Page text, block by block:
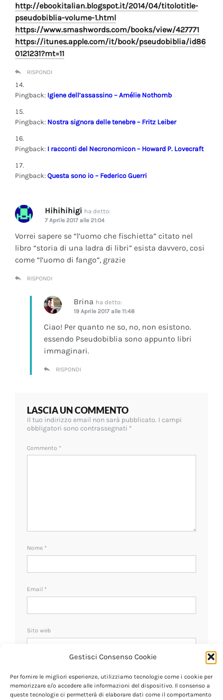
Gestisci Consenso Cookie
Per fornire le migliori esperienze, utilizziamo tecnologie come i cookie per
memorizzare e/o accedere alle informazioni del dispositivo. Il consenso a
queste tecnologie ci permetterà di elaborare dati come il comportamento
http://ebookitalian.blogspot.it/2014/04/titolotitle-
pseudobiblia-volume-1.html
https://www.smashwords.com/books/view/427771
https://itunes.apple.com/it/book/pseudobiblia/id86
0121231?mt=11
RISPONDI
Pingback: Igiene dell’assassino – Amélie Nothomb
Pingback: Nostra signora delle tenebre – Fritz Leiber
Pingback: I racconti del Necronomicon – Howard P. Lovecraft
Pingback:Questa sono io – Federico Guerri
Hihihihigi ha detto:
7 Aprile 2017 alle 21:04
Vorrei sapere se “l’uomo che fischietta” citato nel
libro “storia di una ladra di libri” esista davvero, cosi
come “l’uomo di fango”, grazie
RISPONDI
Brina ha detto:
19 Aprile 2017 alle 11:48
Ciao! Per quanto ne so, no, non esistono.
essendo Pseudobiblia sono appunto libri
immaginari.
RISPONDI
LASCIA UN COMMENTO
Il tuo indirizzo email non sarà pubblicato. I campi
obbligatori sono contrassegnati *
Commento *
Nome *
Email *
Sito web